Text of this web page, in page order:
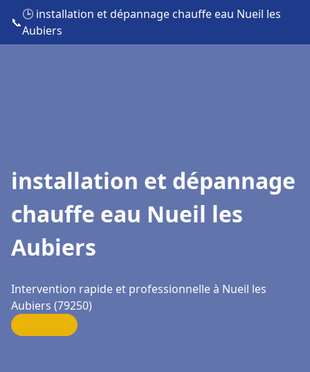
📞
🕒 installation et dépannage chauffe eau Nueil les
Aubiers
installation et dépannage
chauffe eau Nueil les
Aubiers
Intervention rapide et professionnelle à Nueil les
Aubiers (79250)